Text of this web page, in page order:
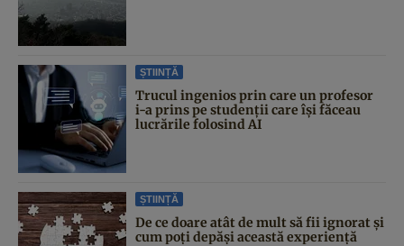
ȘTIINȚĂ
Trucul ingenios prin care un profesor
i-a prins pe studenții care își făceau
lucrările folosind AI
ȘTIINȚĂ
De ce doare atât de mult să fii ignorat și
cum poți depăși această experiență